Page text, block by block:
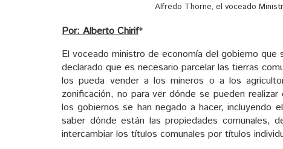
Alfredo Thorne, el voceado
Por: Alberto Chirif*
El voceado ministro de economía del gobierno
declarado que es necesario parcelar las tierras
los pueda vender a los mineros o a los
zonificación, no para ver dónde se pueden
los gobiernos se han negado a hacer, incluyendo
saber dónde están las propiedades comunales,
intercambiar los títulos comunales por títulos